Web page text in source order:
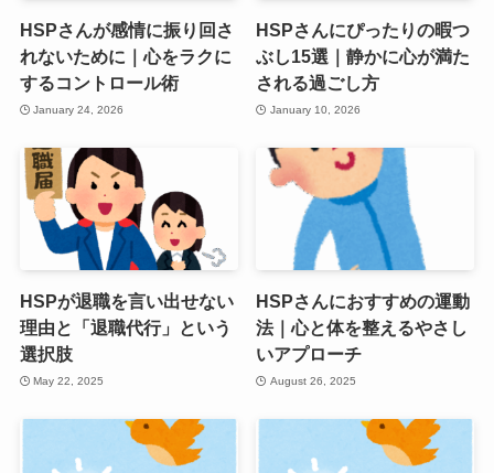
HSPさんが感情に振り回さ
れないために｜心をラクに
するコントロール術
January 24, 2026
HSPさんにぴったりの暇つ
ぶし15選｜静かに心が満た
される過ごし方
January 10, 2026
HSPが退職を言い出せない
理由と「退職代行」という
選択肢
May 22, 2025
HSPさんにおすすめの運動
法｜心と体を整えるやさし
いアプローチ
August 26, 2025